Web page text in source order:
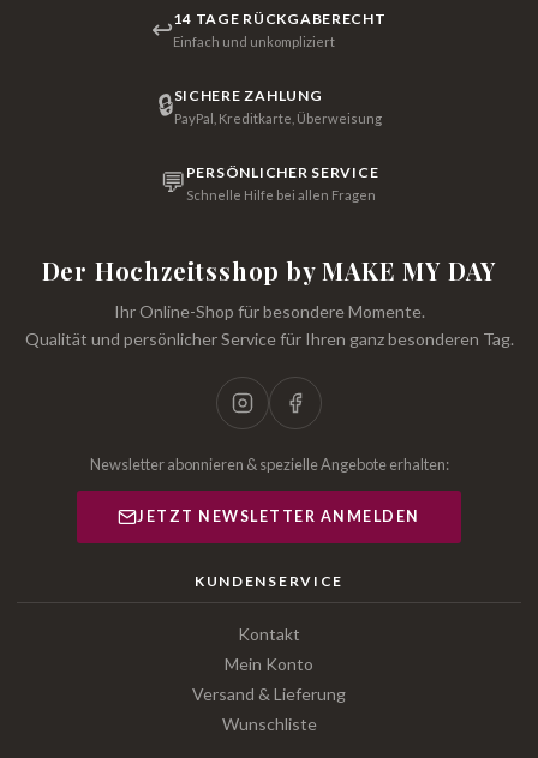
↩14 TAGE RÜCKGABERECHT
Einfach und unkompliziert
🔒SICHERE ZAHLUNG
PayPal, Kreditkarte, Überweisung
💬 PERSÖNLICHER SERVICE
Schnelle Hilfe bei allen Fragen
Der Hochzeitsshop by MAKE MY DAY
Ihr Online-Shop für besondere Momente.
Qualität und persönlicher Service für Ihren ganz besonderen Tag.
Newsletter abonnieren & spezielle Angebote erhalten:
JETZT NEWSLETTER ANMELDEN
KUNDENSERVICE
Kontakt
Mein Konto
Versand & Lieferung
Wunschliste